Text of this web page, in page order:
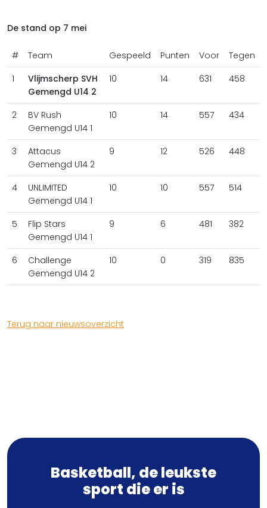
De stand op 7 mei
# Team Gespeeld Punten Voor
Tegen
1
Vlijmscherp SVH
Gemengd U14 2
10 14 631 458
2
BV Rush
Gemengd U14 1
10 14 557 434
3
Attacus
Gemengd U14 2
9 12 526 448
4
UNLIMITED
Gemengd U14 1
10 10 557 514
5
Flip Stars
Gemengd U14 1
9 6 481 382
6
Challenge
Gemengd U14 2
10 0 319 835
Terug naar nieuwsoverzicht
Basketball, de leukste
sport die er is